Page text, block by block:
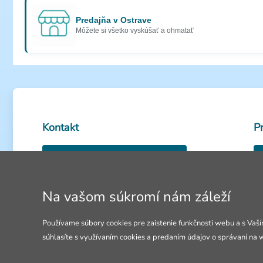
Predajňa v Ostrave
Môžete si všetko vyskúšať a ohmatať
Kontakt
info@4lol.cz
Radi Vám poradíme a pomôžeme.
Na vašom súkromí nám záleží
Používame súbory cookies pre zaistenie funkčnosti webu a s
súhlasíte s využívaním cookies a predaním údajov o správaní